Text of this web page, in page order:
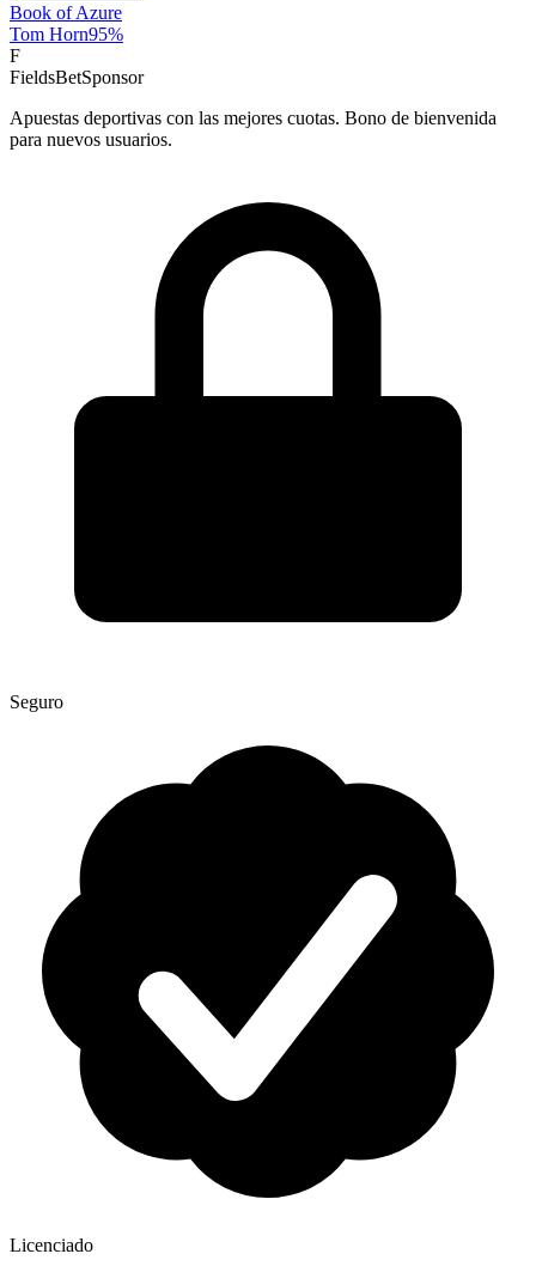
Book of Azure
Tom Horn95%
F
FieldsBetSponsor
Apuestas deportivas con las mejores cuotas. Bono de bienvenida
para nuevos usuarios.
Seguro
Licenciado